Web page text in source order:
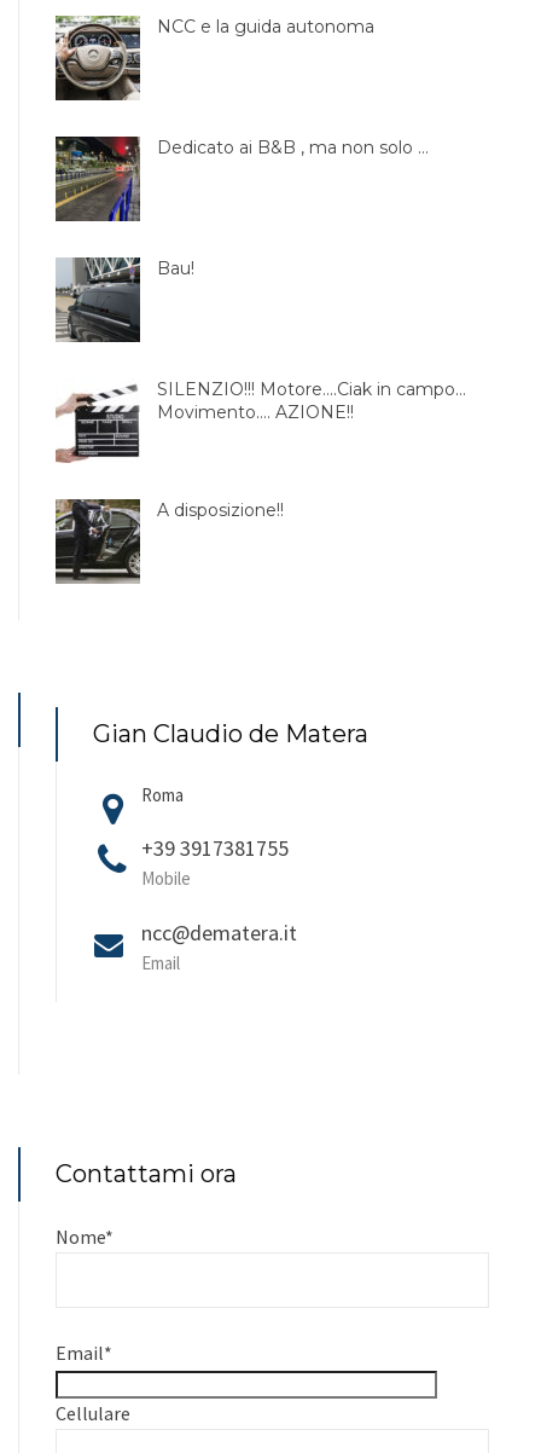
NCC e la guida autonoma
Dedicato ai B&B , ma non solo …
Bau!
SILENZIO!!! Motore….Ciak in campo…
Movimento…. AZIONE!!
A disposizione!!
Gian Claudio de Matera
Roma
+39 3917381755
Mobile
ncc@dematera.it
Email
Contattami ora
Nome*
Email*
Cellulare